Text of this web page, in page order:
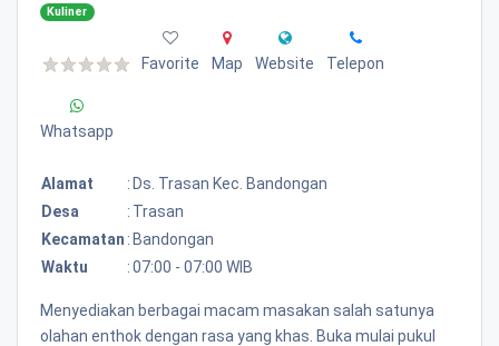
Kuliner
Favorite Map Website Telepon
Whatsapp
Alamat : Ds. Trasan Kec. Bandongan
Desa
: Trasan
Kecamatan : Bandongan
Waktu
:07:00 - 07:00 WIB
Menyediakan berbagai macam masakan salah satunya
olahan enthok dengan rasa yang khas. Buka mulai pukul